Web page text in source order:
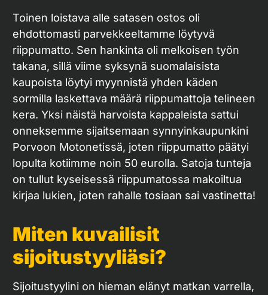
Toinen loistava alle satasen ostos oli
ehdottomasti parvekkeeltamme löytyvä
riippumatto. Sen hankinta oli melkoisen työn
takana, sillä viime syksynä suomalaisista
kaupoista löytyi myynnistä yhden käden
sormilla laskettava määrä riippumattoja telineen
kera. Yksi näistä harvoista kappaleista sattui
onneksemme sijaitsemaan synnyinkaupunkini
Porvoon Motonetissä, joten riippumatto päätyi
lopulta kotiimme noin 50 eurolla. Satoja tunteja
on tullut kyseisessä riippumatossa makoiltua
kirjaa lukien, joten rahalle tosiaan sai vastinetta!
Miten kuvailisit
sijoitustyyliäsi?
Sijoitustyylini on hieman elänyt matkan varrella,